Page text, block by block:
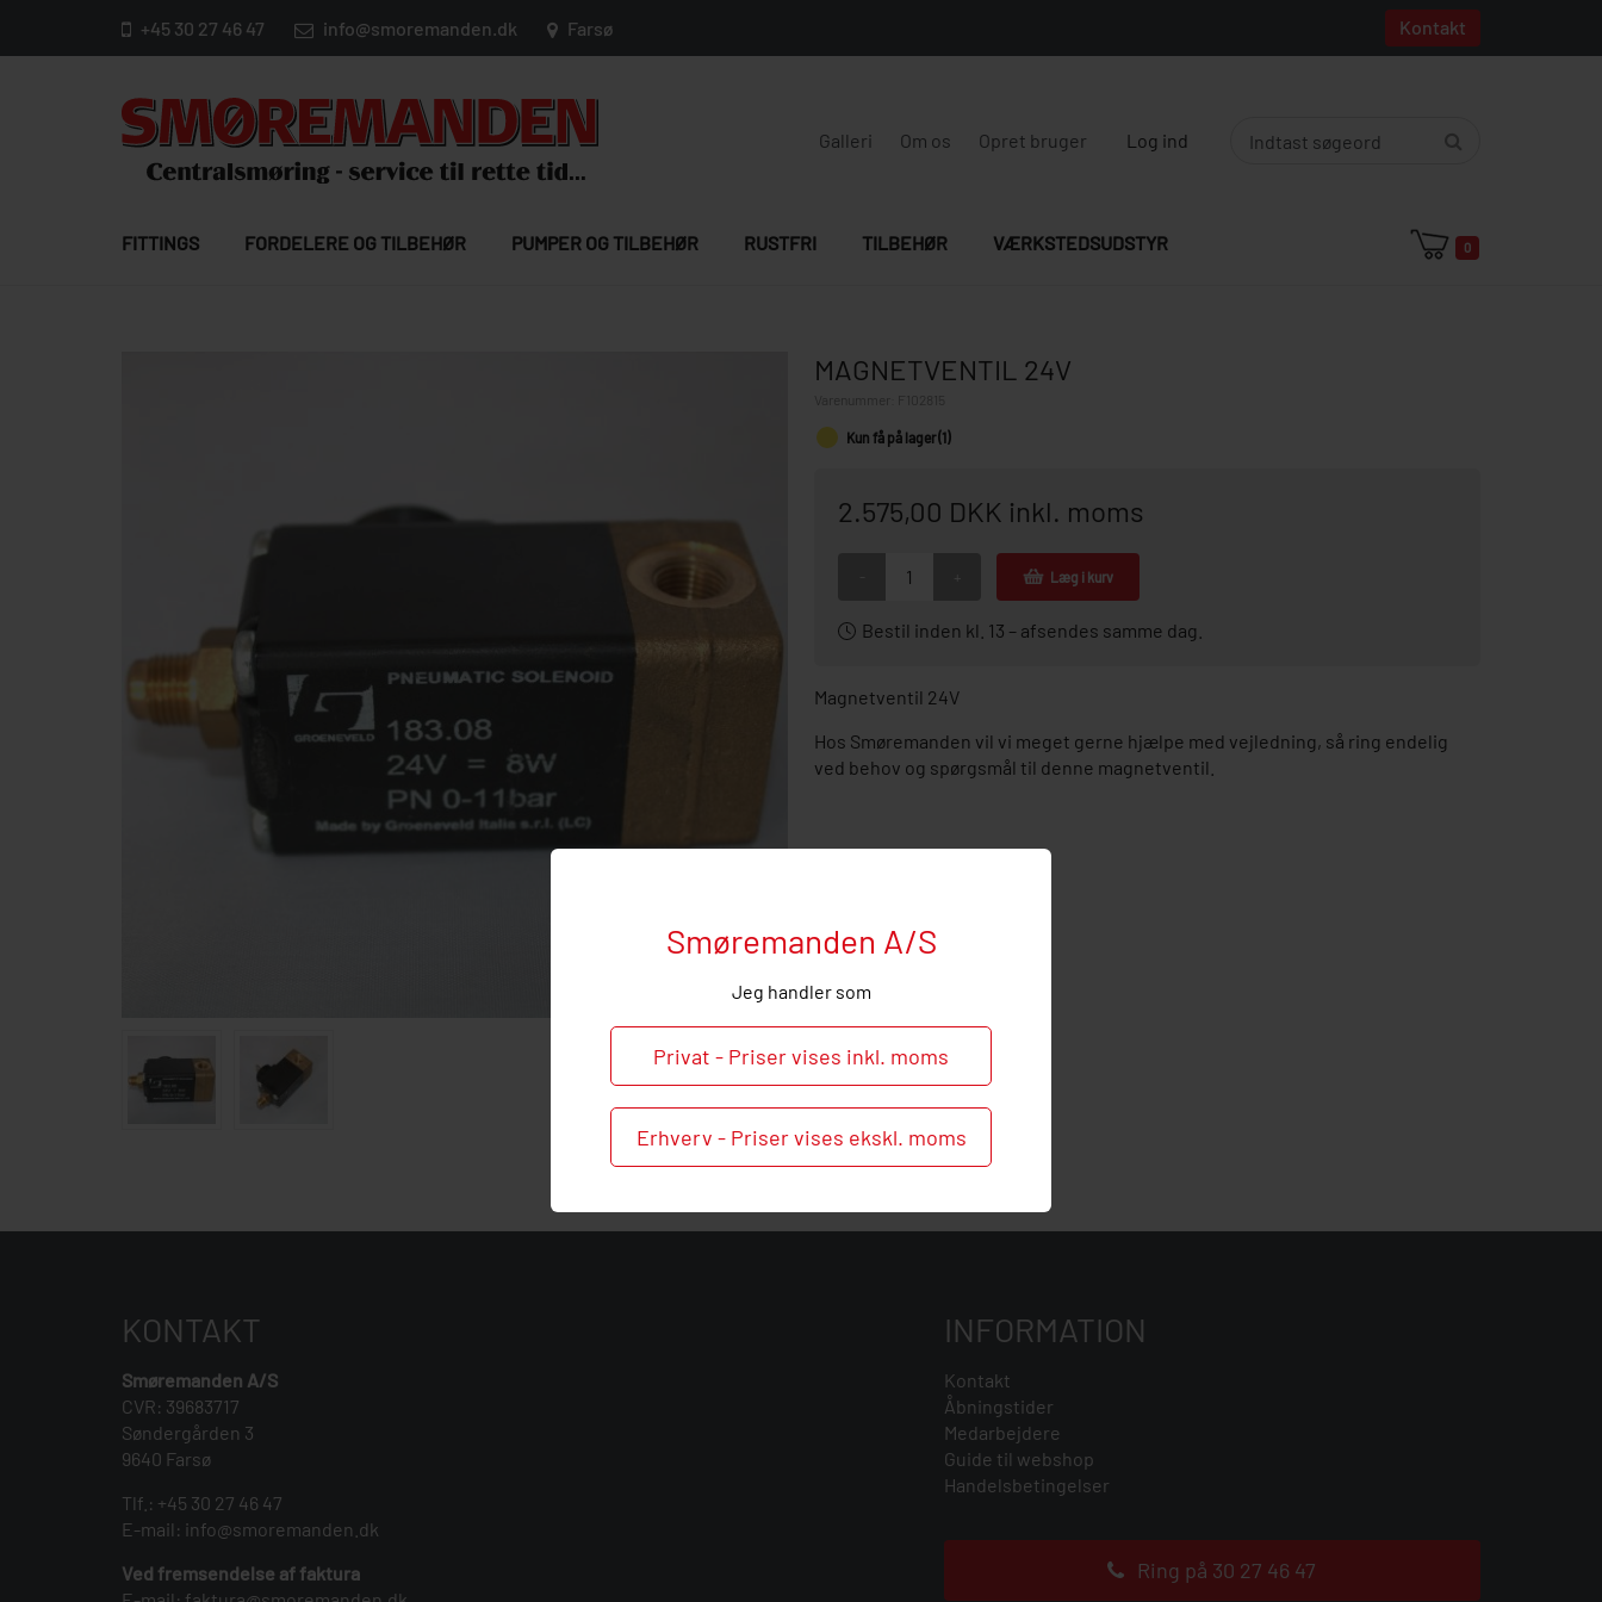
Smøremanden A/S
Jeg handler som
Privat - Priser vises inkl. moms
Erhverv - Priser vises ekskl. moms
+45 30 27 46 47 info@smoremanden.dk Farsø Kontakt
Galleri Om os Opret bruger Log ind
FITTINGS FORDELERE OG TILBEHØR PUMPER OG TILBEHØR RUSTFRI TILBEHØR VÆRKSTEDSUDSTYR 0
MAGNETVENTIL 24V
F102815
Kun få på lager (1)
2.575,00 DKK inkl. moms
Læg i kurv
Bestil inden kl. 13 – afsendes samme dag.
Magnetventil 24V
Hos Smøremanden vil vi meget gerne hjælpe med vejledning, så ring endelig
ved behov og spørgsmål til denne magnetventil.
KONTAKT
Smøremanden A/S
CVR: 39683717
Søndergården 3
9640 Farsø
Tlf.: +45 30 27 46 47
E-mail: info@smoremanden.dk
Ved fremsendelse af faktura
INFORMATION
Kontakt
Åbningstider
Medarbejdere
Guide til webshop
Handelsbetingelser
Ring på 30 27 46 47